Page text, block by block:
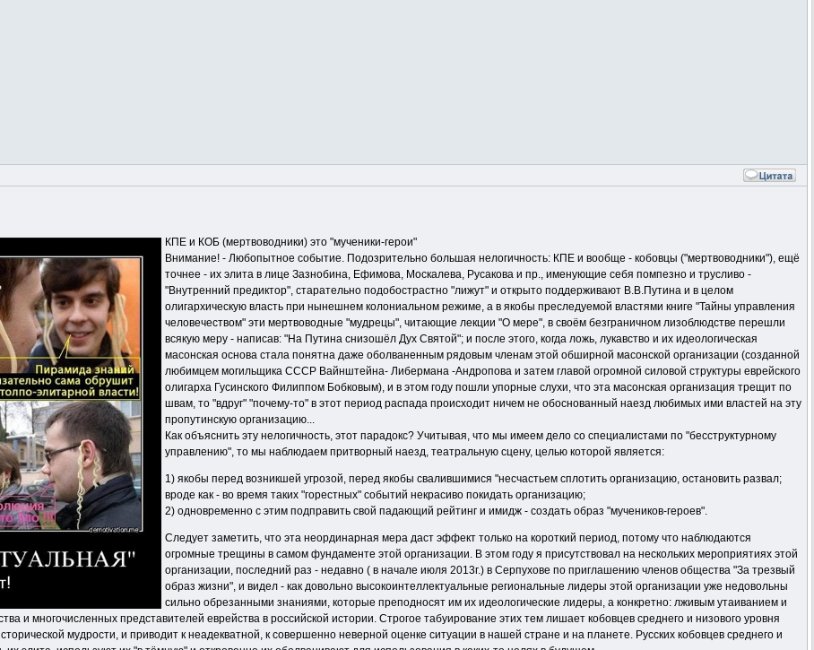
КПЕ и КОБ (мертвоводники) это "мученики-герои"
Внимание! - Любопытное событие. Подозрительно большая нелогичность: КПЕ и вообще - кобовцы ("мертвоводники"), ещё
точнее - их элита в лице Зазнобина, Ефимова, Москалева, Русакова и пр., именующие себя помпезно и трусливо -
"Внутренний предиктор", старательно подобострастно "лижут" и открыто поддерживают В.В.Путина и в целом
олигархическую власть при нынешнем колониальном режиме, а в якобы преследуемой властями книге "Тайны управления
человечеством" эти мертвоводные "мудрецы", читающие лекции "О мере", в своём безграничном лизоблюдстве перешли
всякую меру - написав: "На Путина снизошёл Дух Святой"; и после этого, когда ложь, лукавство и их идеологическая
масонская основа стала понятна даже оболваненным рядовым членам этой обширной масонской организации (созданной
любимцем могильщика СССР Вайнштейна- Либермана -Андропова и затем главой огромной силовой структуры еврейского
олигарха Гусинского Филиппом Бобковым), и в этом году пошли упорные слухи, что эта масонская организация трещит по
швам, то "вдруг" "почему-то" в этот период распада происходит ничем не обоснованный наезд любимых ими властей на эту
пропутинскую организацию...
Как объяснить эту нелогичность, этот парадокс? Учитывая, что мы имеем дело со специалистами по "бесструктурному
управлению", то мы наблюдаем притворный наезд, театральную сцену, целью которой является:
1) якобы перед возникшей угрозой, перед якобы свалившимися "несчастьем сплотить организацию, остановить развал;
вроде как - во время таких "горестных" событий некрасиво покидать организацию;
2) одновременно с этим подправить свой падающий рейтинг и имидж - создать образ "мучеников-героев".
Следует заметить, что эта неординарная мера даст эффект только на короткий период, потому что наблюдаются
огромные трещины в самом фундаменте этой организации. В этом году я присутствовал на нескольких мероприятиях этой
организации, последний раз - недавно ( в начале июля 2013г.) в Серпухове по приглашению членов общества "За трезвый
образ жизни", и видел - как довольно высокоинтеллектуальные региональные лидеры этой организации уже недовольны
сильно обрезанными знаниями, которые преподносят им их идеологические лидеры, а конкретно: лживым утаиванием и
и многочисленных представителей еврейства в российской истории. Строгое табуирование этих тем лишает кобовцев среднего и низового уровня
мудрости, и приводит к неадекватной, к совершенно неверной оценке ситуации в нашей стране и на планете. Русских кобовцев среднего и